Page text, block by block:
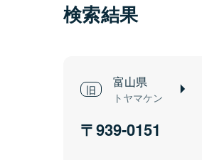
検索結果
富山県
トヤマケン
939-0151